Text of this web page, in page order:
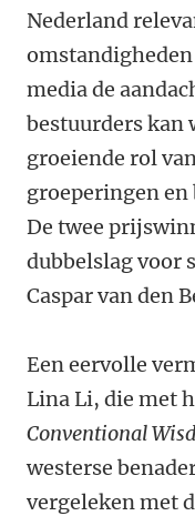
Nederland
media de
bestuurders kan
groeiende rol
groeperingen
De twee
dubbelslag voor
Caspar van den
Een eervolle
Lina Li, die met
Conventional
westerse
vergeleken met